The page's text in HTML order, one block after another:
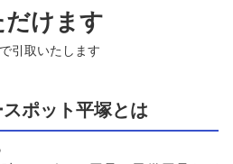
だけます
引取いたします
ポット平塚とは